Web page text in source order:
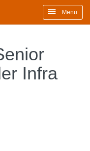
Menu
Infra